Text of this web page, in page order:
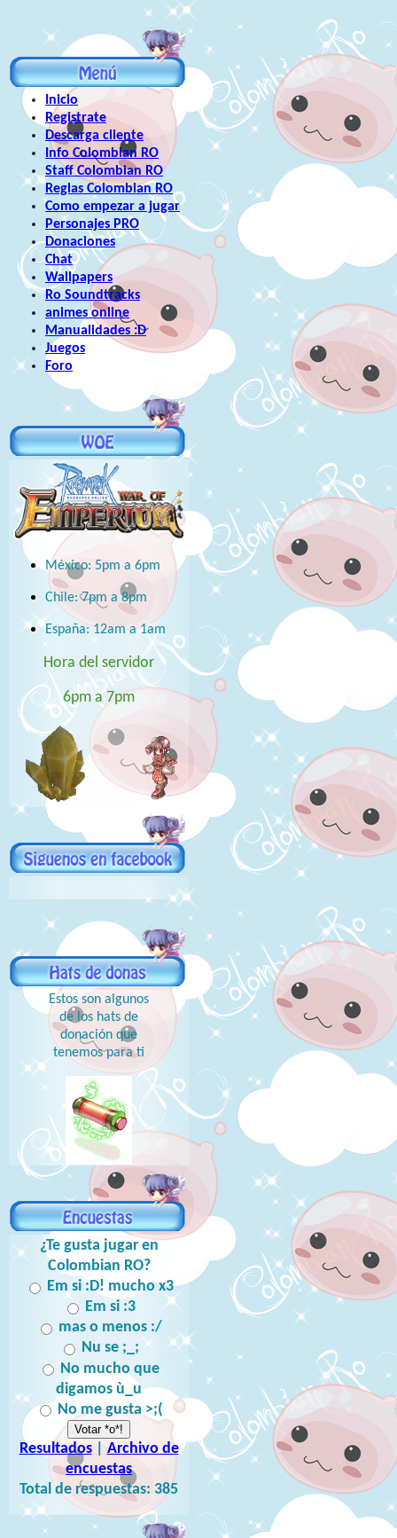
Inicio
Registrate
Descarga cliente
Info Colombian RO
Staff Colombian RO
Reglas Colombian RO
Como empezar a jugar
Personajes PRO
Donaciones
Chat
Wallpapers
Ro Soundtracks
animes online
Manualidades :D
Juegos
Foro
México: 5pm a 6pm
Chile: 7pm a 8pm
España: 12am a 1am
Hora del servidor
6pm a 7pm
Estos son algunos
de los hats de
donación que
tenemos para ti
¿Te gusta jugar en
Colombian RO?
Em si :D! mucho x3
Em si :3
mas o menos :/
Nu se ;_;
No mucho que
digamos ù_u
No me gusta >;(
Resultados| Archivo de
encuestas
Total de respuestas: 385